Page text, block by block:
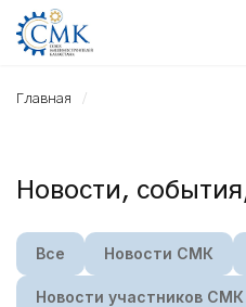
Главная
Новости,
Все Новости СМК
Новости участников СМК